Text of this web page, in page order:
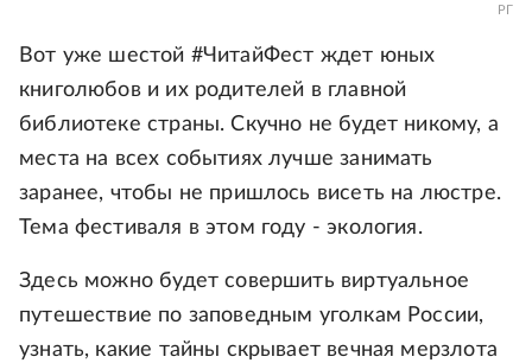
РГ
Вот уже шестой #ЧитайФест ждет юных
книголюбов и их родителей в главной
библиотеке страны. Скучно не будет никому, а
места на всех событиях лучше занимать
заранее, чтобы не пришлось висеть на люстре.
Тема фестиваля в этом году - экология.
Здесь можно будет совершить виртуальное
путешествие по заповедным уголкам России,
узнать, какие тайны скрывает вечная мерзлота